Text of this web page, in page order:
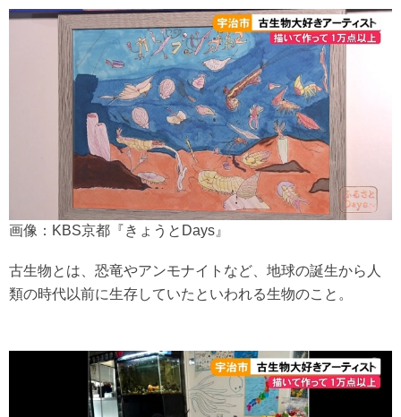
画像：KBS京都『きょうとDays』
古生物とは、恐竜やアンモナイトなど、地球の誕生から人
類の時代以前に生存していたといわれる生物のこと。